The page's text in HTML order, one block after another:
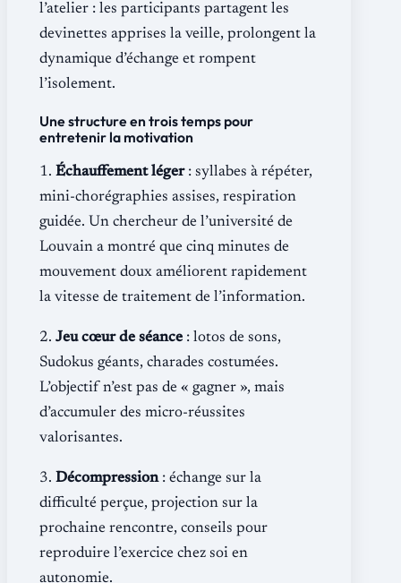
l’atelier : les participants partagent les
devinettes apprises la veille, prolongent la
dynamique d’échange et rompent
l’isolement.
Une structure en trois temps pour
entretenir la motivation
1. Échauffement léger: syllabes à répéter,
mini-chorégraphies assises, respiration
guidée. Un chercheur de l’université de
Louvain a montré que cinq minutes de
mouvement doux améliorent rapidement
la vitesse de traitement de l’information.
2. Jeu cœur de séance : lotos de sons,
Sudokus géants, charades costumées.
L’objectif n’est pas de « gagner », mais
d’accumuler des micro-réussites
valorisantes.
3. Décompression: échange sur la
difficulté perçue, projection sur la
prochaine rencontre, conseils pour
reproduire l’exercice chez soi en
autonomie.